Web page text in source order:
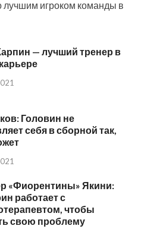
лучшим игроком команды в
— лучший тренер в
Головин не
себя в сборной так,
«Фиорентины» Якини:
работает с
чтобы
свою проблему